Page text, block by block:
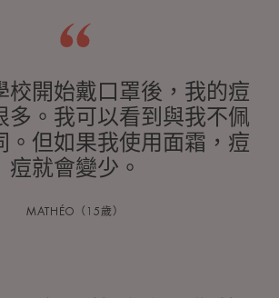
校開始戴口罩後，我的痘
多。我可以看到與我不佩
。但如果我使用面霜，痘
痘就會變少。
MATHÉO（15歲）